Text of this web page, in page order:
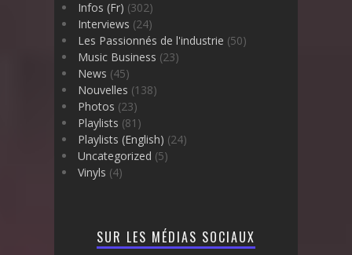
Infos (Fr) (302)
Interviews (24)
Les Passionnés de l'industrie (50)
Music Business (23)
News (45)
Nouvelles (138)
Photos (23)
Playlists (81)
Playlists (English) (24)
Uncategorized (5)
Vinyls (4)
SUR LES MÉDIAS SOCIAUX